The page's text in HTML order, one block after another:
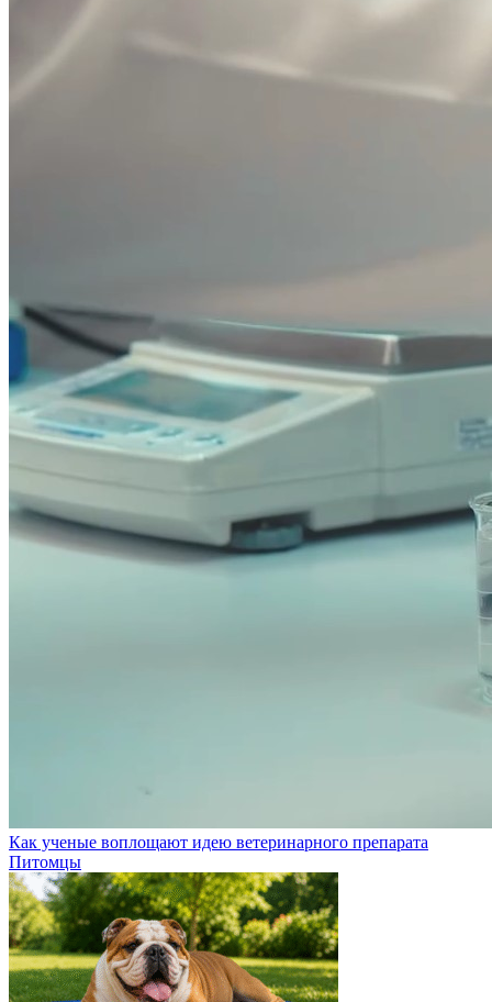
Как ученые воплощают идею ветеринарного препарата
Питомцы